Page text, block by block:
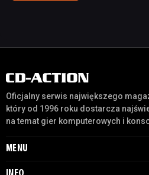
Oficjalny serwis największego
który od 1996 roku dostarcza
na temat gier komputerowych i
MENU